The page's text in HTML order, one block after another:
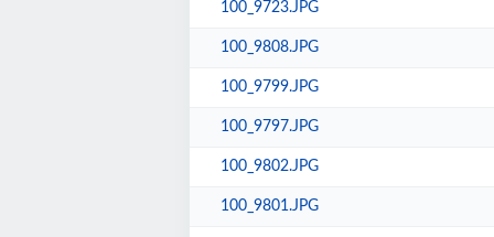
100_9723.JPG
100_9808.JPG
100_9799.JPG
100_9797.JPG
100_9802.JPG
100_9801.JPG